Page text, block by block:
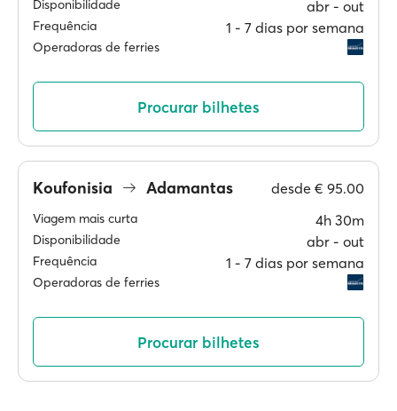
Disponibilidade abr ‐ out
Frequência 1 ‐ 7 dias por semana
Operadoras de ferries
Procurar bilhetes
Koufonisia Adamantas desde € 95.00
Viagem mais curta 4h 30m
Disponibilidade abr ‐ out
Frequência 1 ‐ 7 dias por semana
Operadoras de ferries
Procurar bilhetes